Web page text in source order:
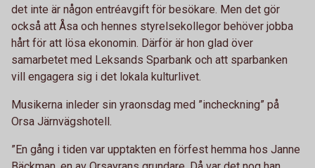
det inte är någon entréavgift för besökare. Men det gör
också att Åsa och hennes styrelsekollegor behöver jobba
hårt för att lösa ekonomin. Därför är hon glad över
samarbetet med Leksands Sparbank och att sparbanken
vill engagera sig i det lokala kulturlivet.
Musikerna inleder sin yraonsdag med ”incheckning” på
Orsa Järnvägshotell.
”En gång i tiden var upptakten en förfest hemma hos Janne